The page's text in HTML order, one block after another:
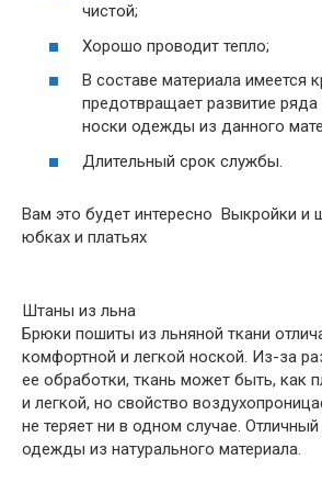
чистой;
Хорошо проводит тепло;
В составе материала имеется
предотвращает развитие ряда
носки одежды из данного
Длительный срок службы.
Вам это будет интересно Выкройки и
юбках и платьях
Штаны из льна
Брюки пошиты из льняной ткани
комфортной и легкой ноской. Из-за
ее обработки, ткань может быть, как
и легкой, но свойство
не теряет ни в одном случае.
одежды из натурального материала.